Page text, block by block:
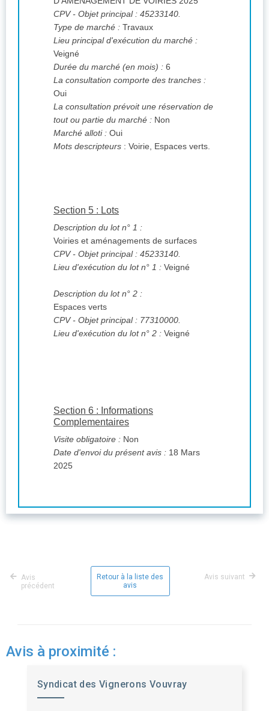
CPV- Objet principal : 45233140.
Type de marché : Travaux
Lieu principal d'exécution du marché :
Veigné
Durée du marché (en mois) : 6
La consultation comporte des tranches :
Oui
La consultation prévoit une réservation de
tout ou partie du marché : Non
Marché alloti : Oui
Mots descripteurs : Voirie, Espaces verts.
Section 5 : Lots
Description du lot n° 1 :
Voiries et aménagements de surfaces
CPV- Objet principal : 45233140.
Lieu d'exécution du lot n° 1 : Veigné
Description du lot n° 2 :
Espaces verts
CPV- Objet principal : 77310000.
Lieu d'exécution du lot n° 2 : Veigné
Section 6 : Informations
Complementaires
Visite obligatoire : Non
Date d'envoi du présent avis : 18 Mars
2025
Avis
précédent
Retour à la liste des
avis
Avis suivant
Avis à proximité :
Syndicat des Vignerons Vouvray